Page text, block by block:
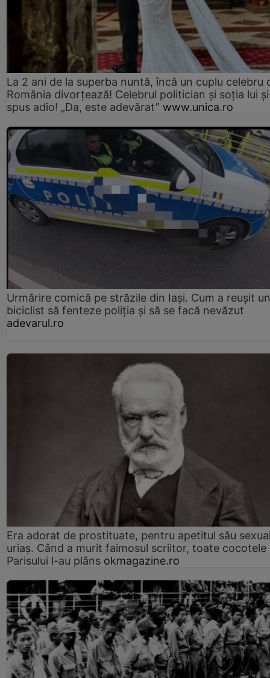
La 2 ani de la superba nuntă, încă un cuplu celebru
România divorțează! Celebrul politician și soția lui
spus adio! „Da, este adevărat” www.unica.ro
Urmărire comică pe străzile din Iași. Cum a reușit un
biciclist să fenteze poliția și să se facă nevăzut
adevarul.ro
Era adorat de prostituate, pentru apetitul său
uriaș. Când a murit faimosul scriitor, toate cocotele
Parisului l-au plâns okmagazine.ro